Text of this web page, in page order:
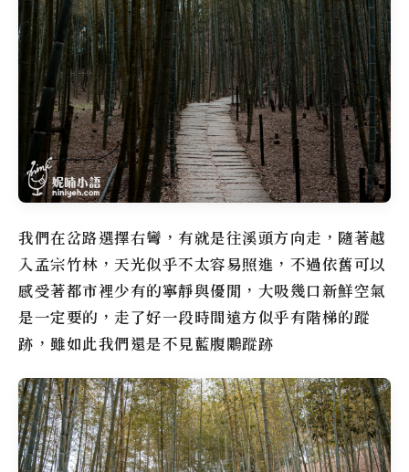
我們在岔路選擇右彎，有就是往溪頭方向走，隨著越
入孟宗竹林，天光似乎不太容易照進，不過依舊可以
感受著都市裡少有的寧靜與優閒，大吸幾口新鮮空氣
是一定要的，走了好一段時間遠方似乎有階梯的蹤
跡，雖如此我們還是不見藍腹鷴蹤跡